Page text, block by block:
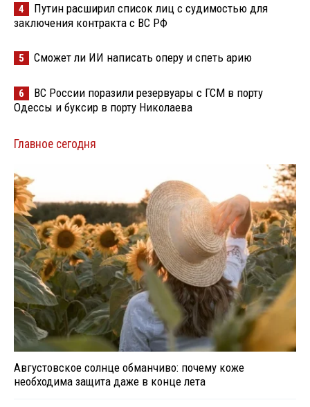
4
Путин расширил список лиц с судимостью для
заключения контракта с ВС РФ
5 Сможет ли ИИ написать оперу и спеть арию
6
ВС России поразили резервуары с ГСМ в порту
Одессы и буксир в порту Николаева
Главное сегодня
Августовское солнце обманчиво: почему коже
необходима защита даже в конце лета